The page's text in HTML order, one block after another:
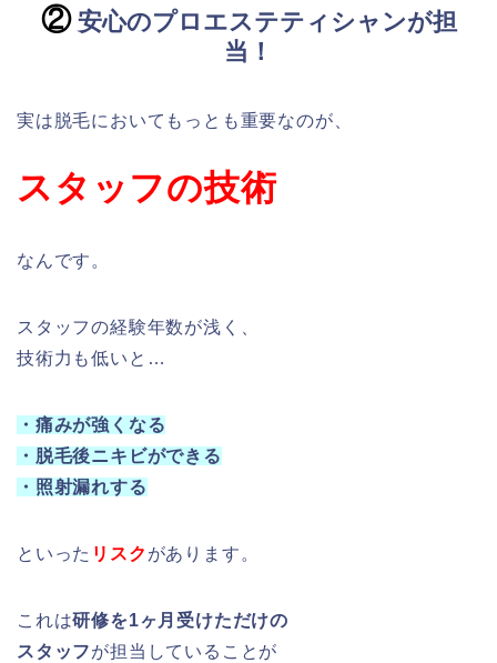
②安心のプロエステティシャンが担
当！
実は脱毛においてもっとも重要なのが、
スタッフの技術
なんです。
スタッフの経験年数が浅く、
技術力も低いと…
・痛みが強くなる
・脱毛後ニキビができる
・照射漏れする
といった リスク があります。
これは研修を1ヶ月受けただけの
スタッフが担当していることが